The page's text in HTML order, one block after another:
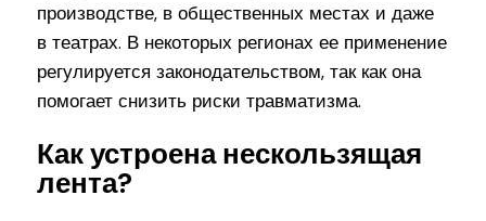
производстве, в общественных местах и даже
в театрах. В некоторых регионах ее применение
регулируется законодательством, так как она
помогает снизить риски травматизма.
Как устроена нескользящая
лента?